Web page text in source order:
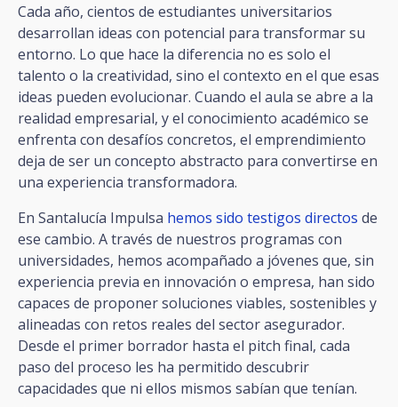
Cada año, cientos de estudiantes universitarios
desarrollan ideas con potencial para transformar su
entorno. Lo que hace la diferencia no es solo el
talento o la creatividad, sino el contexto en el que esas
ideas pueden evolucionar. Cuando el aula se abre a la
realidad empresarial, y el conocimiento académico se
enfrenta con desafíos concretos, el emprendimiento
deja de ser un concepto abstracto para convertirse en
una experiencia transformadora.
En Santalucía Impulsa hemos sido testigos directos de
ese cambio. A través de nuestros programas con
universidades, hemos acompañado a jóvenes que, sin
experiencia previa en innovación o empresa, han sido
capaces de proponer soluciones viables, sostenibles y
alineadas con retos reales del sector asegurador.
Desde el primer borrador hasta el pitch final, cada
paso del proceso les ha permitido descubrir
capacidades que ni ellos mismos sabían que tenían.